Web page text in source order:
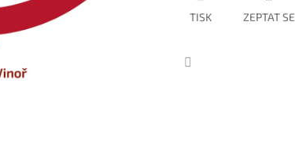
TISK ZEPTAT SE